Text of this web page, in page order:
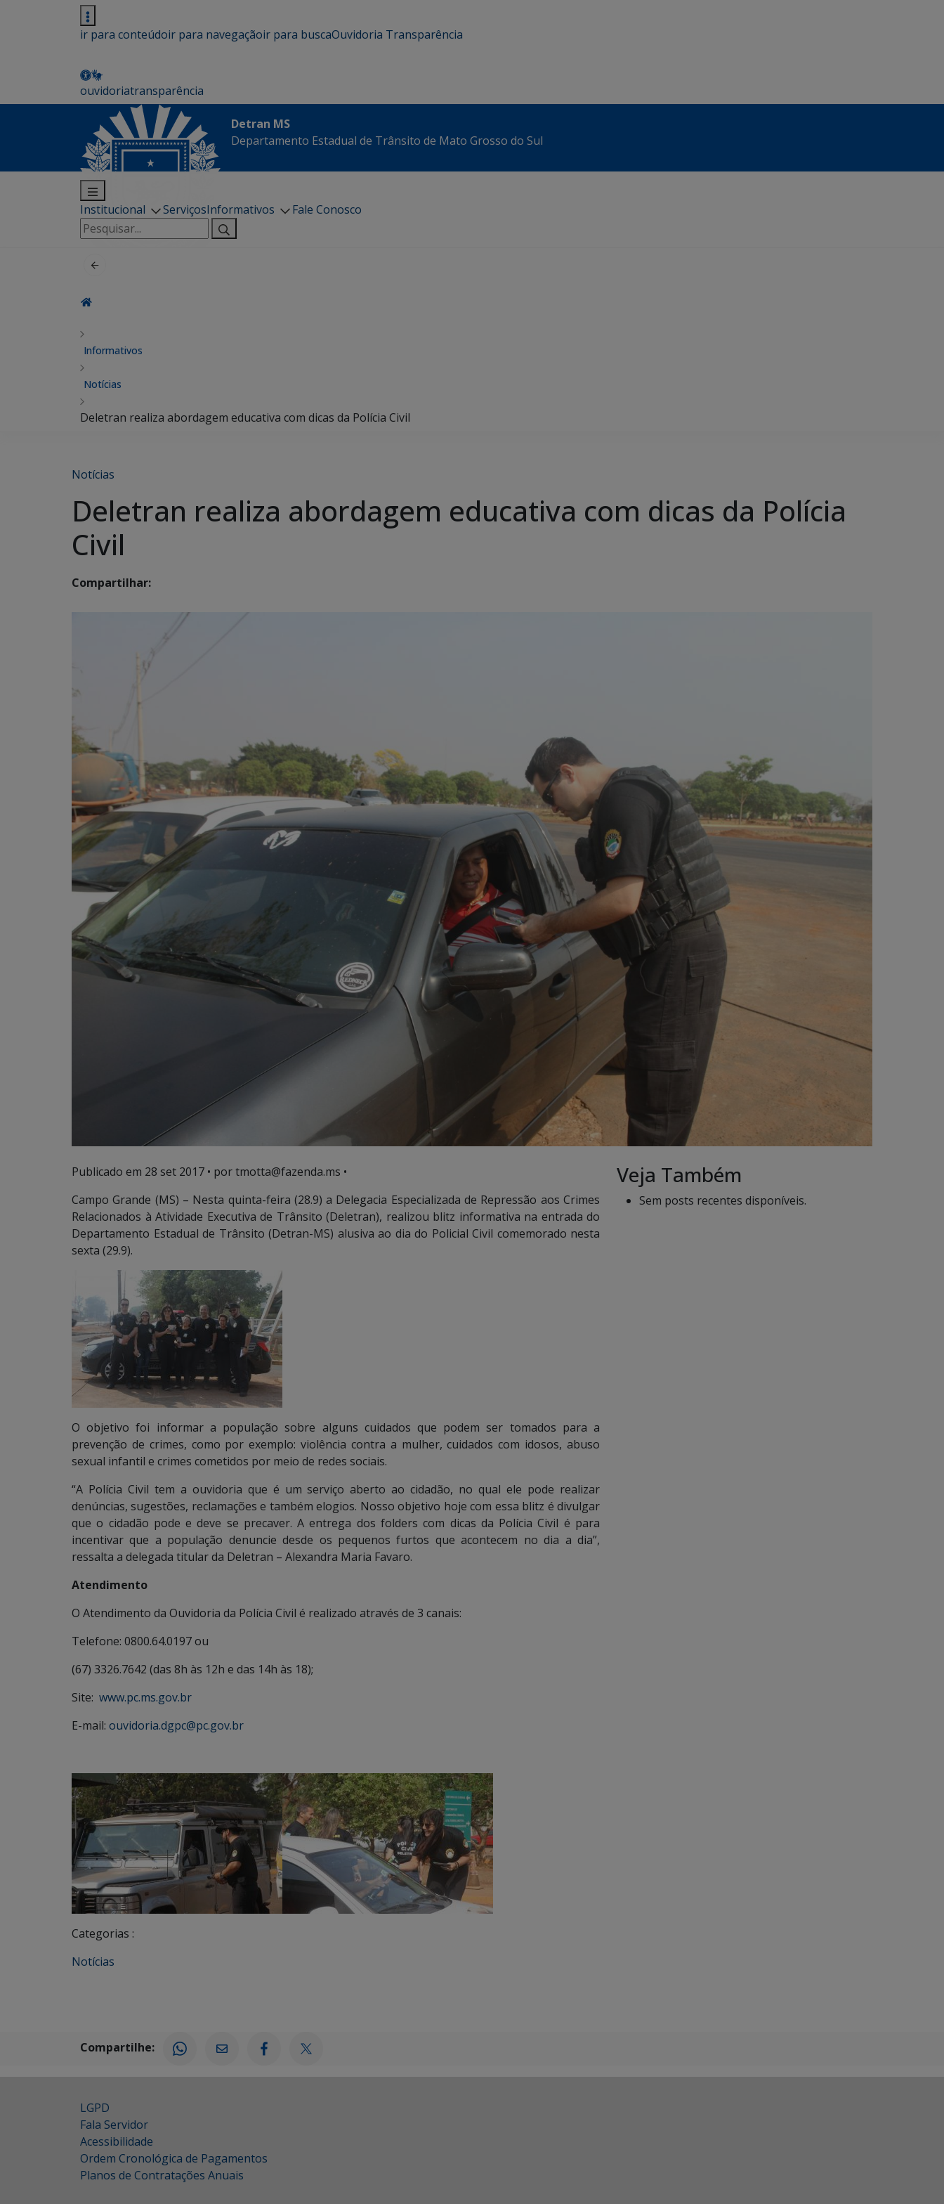
ir para conteúdoir para navegaçãoir para buscaOuvidoria Transparência
ouvidoriatransparência
Detran MS
Departamento Estadual de Trânsito de Mato Grosso do Sul
Institucional ServiçosInformativos
Fale Conosco
Pesquisar
por:
Informativos
Notícias
Deletran realiza abordagem educativa com dicas da Polícia Civil
Notícias
Deletran realiza abordagem educativa com dicas da Polícia
Civil
Compartilhar:
Publicado em 28 set 2017 • por tmotta@fazenda.ms •
Campo Grande (MS) – Nesta quinta-feira (28.9) a Delegacia Especializada de Repressão aos Crimes
Relacionados à Atividade Executiva de Trânsito (Deletran), realizou blitz informativa na entrada do
Departamento Estadual de Trânsito (Detran-MS) alusiva ao dia do Policial Civil comemorado nesta
sexta (29.9).
O objetivo foi informar a população sobre alguns cuidados que podem ser tomados para a
prevenção de crimes, como por exemplo: violência contra a mulher, cuidados com idosos, abuso
sexual infantil e crimes cometidos por meio de redes sociais.
“A Polícia Civil tem a ouvidoria que é um serviço aberto ao cidadão, no qual ele pode realizar
denúncias, sugestões, reclamações e também elogios. Nosso objetivo hoje com essa blitz é divulgar
que o cidadão pode e deve se precaver. A entrega dos folders com dicas da Polícia Civil é para
incentivar que a população denuncie desde os pequenos furtos que acontecem no dia a dia”,
ressalta a delegada titular da Deletran – Alexandra Maria Favaro.
Atendimento
O Atendimento da Ouvidoria da Polícia Civil é realizado através de 3 canais:
Telefone: 0800.64.0197 ou
(67) 3326.7642 (das 8h às 12h e das 14h às 18);
Site: www.pc.ms.gov.br
E-mail: ouvidoria.dgpc@pc.gov.br
Categorias :
Notícias
Veja Também
Sem posts recentes disponíveis.
Compartilhe:
LGPD
Fala Servidor
Acessibilidade
Ordem Cronológica de Pagamentos
Planos de Contratações Anuais